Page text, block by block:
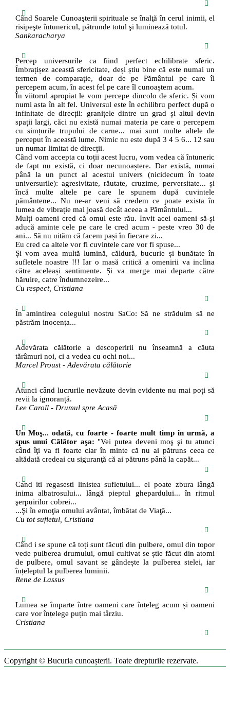
Când Soarele Cunoaşterii spirituale se înalţă în cerul inimii, el
risipeşte întunericul, pătrunde totul şi luminează totul.
Sankaracharya
Percep universurile ca fiind perfect echilibrate sferic.
Îmbrațișez această sfericitate, deși știu bine că este numai un
termen de comparație, doar de pe Pământul pe care îl
percepem acum, în acest fel pe care îl cunoaștem acum.
În viitorul apropiat le vom percepe dincolo de sferic. Și vom
numi asta în alt fel. Universul este în echilibru perfect după o
infinitate de direcții: granițele dintre un grad și altul devin
spații largi, căci nu există numai materia pe care o percepem
cu simțurile trupului de carne... mai sunt multe altele de
perceput în această lume. Nimic nu este după 3 4 5 6... 12 sau
un numar limitat de direcții.
Când vom accepta cu toții acest lucru, vom vedea că întuneric
de fapt nu există, ci doar necunoaștere. Dar există, numai
până la un punct al acestui univers (nicidecum în toate
universurile): agresivitate, răutate, cruzime, perversitate... și
încă multe altele pe care le spunem după cuvintele
pământene... Nu ne-ar veni să credem ce poate exista în
lumea de vibrație mai joasă decât aceea a Pământului...
Mulți oameni cred că omul este rău. Invit acei oameni să-și
aducă aminte cele pe care le cred acum - peste vreo 30 de
ani... Să nu uităm că facem pași în fiecare zi...
Eu cred ca altele vor fi cuvintele care vor fi spuse...
Și vom avea multă lumină, căldură, bucurie și bunătate în
sufletele noastre !!! Iar o masă critică a omenirii va inclina
către aceleași sentimente. Și va merge mai departe către
hăruire, catre îndumnezeire...
Cu respect, Cristiana
În amintirea colegului nostru SaCo: Să ne străduim să ne
păstrăm inocenţa...
Adevărata călătorie a descoperirii nu înseamnă a căuta
tărâmuri noi, ci a vedea cu ochi noi...
Marcel Proust - Adevărata călătorie
Atunci când lucrurile nevăzute devin evidente nu mai poți să
revii la ignoranță.
Lee Caroll - Drumul spre Acasă
Un Moş... odată, cu foarte - foarte mult timp în urmă, a
spus unui Călător aşa: "Vei putea deveni moş şi tu atunci
când îţi va fi foarte clar în minte că nu ai pătruns ceea ce
altădată credeai cu siguranţă că ai pătruns până la capăt...
Cand iti regasesti linistea sufletului... el poate zbura lângă
inima albatrosului... lângă pieptul ghepardului... în ritmul
şerpuirilor cobrei...
...Şi în emoţia omului avântat, îmbătat de Viaţă...
Cu tot sufletul, Cristiana
Când i se spune că toți sunt făcuți din pulbere, omul din topor
vede pulberea drumului, omul cultivat se știe făcut din atomi
de pulbere, omul savant se gândește la pulberea stelei, iar
înțeleptul la pulberea luminii.
Rene de Lassus
Lumea se împarte între oameni care înțeleg acum și oameni
care vor înțelege puțin mai târziu.
Cristiana
Copyright © Bucuria cunoașterii. Toate drepturile rezervate.